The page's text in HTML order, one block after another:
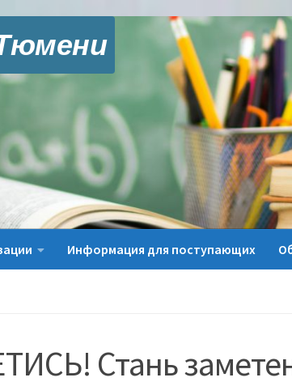
Информация для поступающих
Стань